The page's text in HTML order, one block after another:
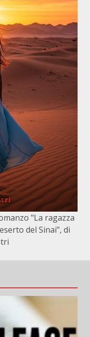
"La ragazza
del Sinai", di